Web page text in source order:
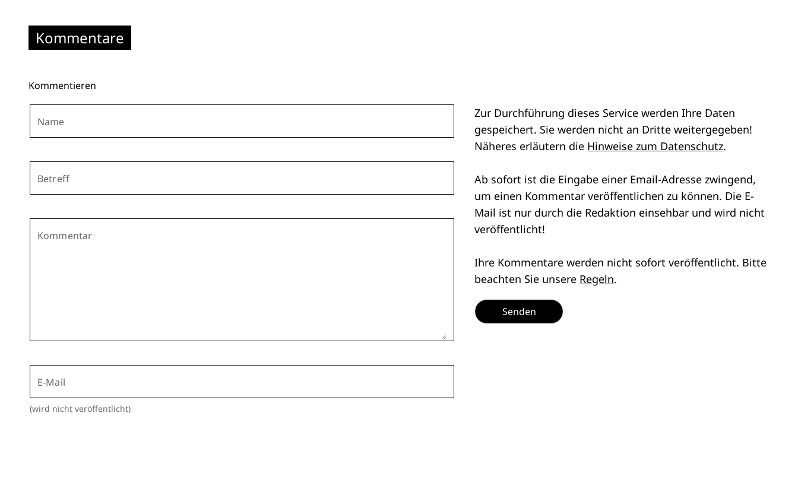
Kommentare
Kommentieren
Name
Betreff
Kommentar
E-Mail
(wird nicht veröffentlicht)
Zur Durchführung dieses Service werden Ihre Daten
gespeichert. Sie werden nicht an Dritte weitergegeben!
Näheres erläutern die Hinweise zum Datenschutz.
Ab sofort ist die Eingabe einer Email-Adresse zwingend,
um einen Kommentar veröffentlichen zu können. Die E-
Mail ist nur durch die Redaktion einsehbar und wird nicht
veröffentlicht!
Ihre Kommentare werden nicht sofort veröffentlicht. Bitte
beachten Sie unsere Regeln.
Senden